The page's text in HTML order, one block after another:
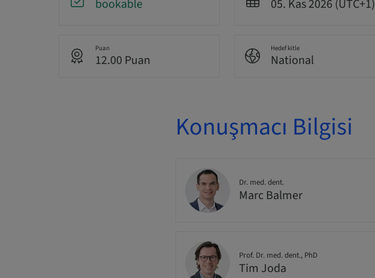
bookable 05. Kas 2026 (UTC+1)
Puan
12.00 Puan
Hedef kitle
National
Konuşmacı Bilgisi
Dr. med. dent.
Marc Balmer
Prof. Dr. med. dent., PhD
Tim Joda